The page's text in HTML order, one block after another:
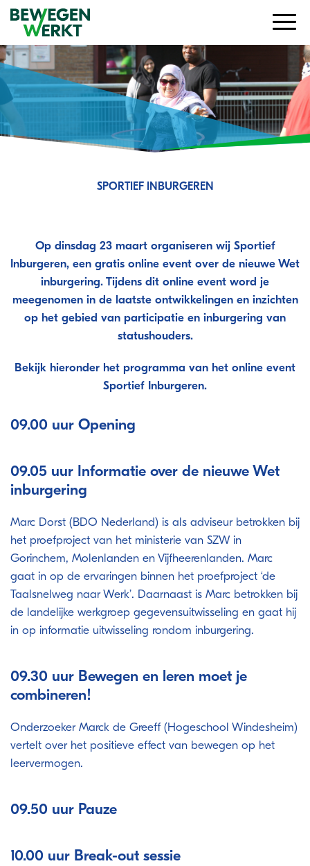
SPORTIEF INBURGEREN
Op dinsdag 23 maart organiseren wij Sportief
Inburgeren, een gratis online event over de nieuwe Wet
inburgering. Tijdens dit online event word je
meegenomen in de laatste ontwikkelingen en inzichten
op het gebied van participatie en inburgering van
statushouders.
Bekijk hieronder het programma van het online event
Sportief Inburgeren.
09.00 uur Opening
09.05 uur Informatie over de nieuwe Wet
inburgering
Marc Dorst (BDO Nederland) is als adviseur betrokken bij
het proefproject van het ministerie van SZW in
Gorinchem, Molenlanden en Vijfheerenlanden. Marc
gaat in op de ervaringen binnen het proefproject ‘de
Taalsnelweg naar Werk’. Daarnaast is Marc betrokken bij
de landelijke werkgroep gegevensuitwisseling en gaat hij
in op informatie uitwisseling rondom inburgering.
09.30 uur Bewegen en leren moet je
combineren!
Onderzoeker Marck de Greeff (Hogeschool Windesheim)
vertelt over het positieve effect van bewegen op het
leervermogen.
09.50 uur Pauze
10.00 uur Break-out sessie